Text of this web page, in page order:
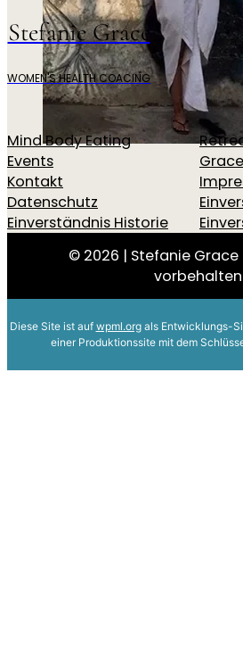
Stefanie Grace
WOMEN'S HEALTH COACING
Mind Body Eating
Events
Grace
Kontakt
Datenschutz
Einverständnis Historie
© 2026 | Stefanie Grace
Diese Site ist auf wpml.orgals Entwicklungs-
einer Produktionssite mit dem